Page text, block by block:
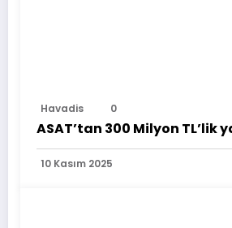
Havadis 0
ASAT’tan 300 Milyon TL’lik
10 Kasım 2025